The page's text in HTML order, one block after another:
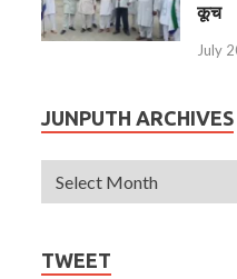
कूच
July
JUNPUTH ARCHIVES
TWEET